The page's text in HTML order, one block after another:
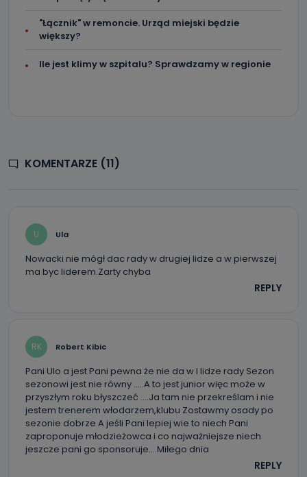
"Łącznik" w remoncie. Urząd miejski będzie
większy?
Ile jest klimy w szpitalu? Sprawdzamy w regionie
KOMENTARZE (11)
U Ula
Nowacki nie mógł dac rady w drugiej lidze a w pierwszej
ma byc liderem.Zarty chyba
REPLY
RK Robert Kibic
Pani Ulo a jest Pani pewna że nie da w I lidze rady Sezon
sezonowi jest nie równy …..A to jest junior więc może w
przyszłym roku błyszczeć ….Ja tam nie przekreślam i nie
jestem trenerem włodarzem,klubu Zostawmy osady po
sezonie dobrze A jeśli Pani lepiej wie to niech Pani
zaproponuje młodzieżowca i co najważniejsze niech
jeszcze pani go sponsoruje….Miłego dnia
REPLY